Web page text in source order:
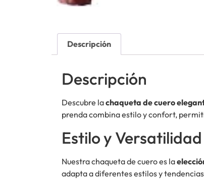
Descripción
Descripción
Descubre lachaqueta de cuero
prenda combina estilo y confort,
Estilo y Versatilidad
Nuestra chaqueta de cuero es la
adapta a diferentes estilos y